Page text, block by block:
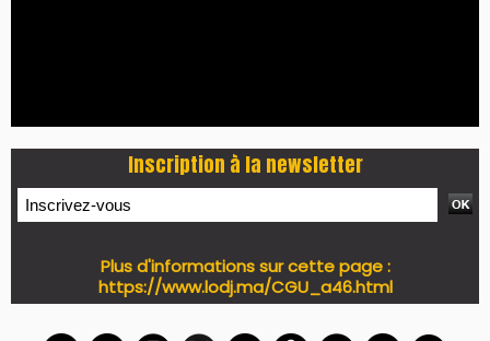
Inscription à la newsletter
Plus d'informations sur cette page :
https://www.lodj.ma/CGU_a46.html